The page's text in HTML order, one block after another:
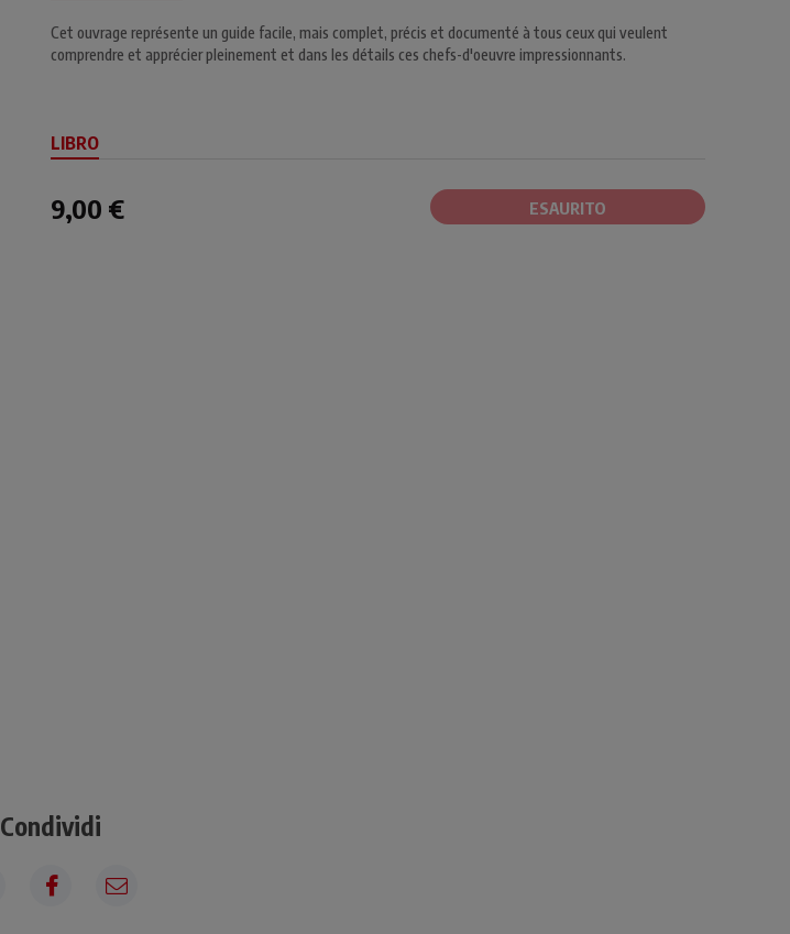
Cet ouvrage représente un guide facile, mais complet, précis et documenté à tous ceux qui veulent
comprendre et apprécier pleinement et dans les détails ces chefs-d'oeuvre impressionnants.
LIBRO
9,00 € ESAURITO
Condividi